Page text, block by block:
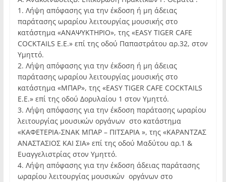
1. Λήψη απόφασης για την έκδοση ή μη άδειας
παράτασης ωραρίου λειτουργίας μουσικής στο
κατάστημα «ΑΝΑΨΥΚΤΗΡΙΟ», της «EASY TIGER CAFE
COCKTAILS E.E.» επί της οδού Παπαστράτου αρ.32, στον
Υμηττό.
2. Λήψη απόφασης για την έκδοση ή μη άδειας
παράτασης ωραρίου λειτουργίας μουσικής στο
κατάστημα «ΜΠΑΡ», της «EASY TIGER CAFE COCKTAILS
E.E.» επί της οδού Δορυλαίου 1 στον Υμηττό.
3. Λήψη απόφασης για την έκδοση παράτασης ωραρίου
λειτουργίας μουσικών οργάνων στο κατάστημα
«ΚΑΦΕΤΕΡΙΑ-ΣΝΑΚ ΜΠΑΡ – ΠΙΤΣΑΡΙΑ », της «ΚΑΡΑΝΤΖΑΣ
ΑΝΑΣΤΑΣΙΟΣ ΚΑΙ ΣΙΑ» επί της οδού Μαδύτου αρ.1 &
Ευαγγελιστρίας στον Υμηττό.
4. Λήψη απόφασης για την έκδοση άδειας παράτασης
ωραρίου λειτουργίας μουσικών οργάνων στο